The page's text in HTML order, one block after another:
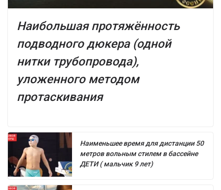
Наибольшая протяжённость
подводного дюкера (одной
нитки трубопровода),
уложенного методом
протаскивания
Наименьшее время для дистанции 50
метров вольным стилем в бассейне
ДЕТИ ( мальчик 9 лет)